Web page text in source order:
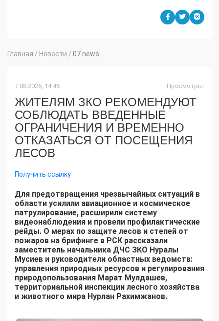
Главная / Новости / 07 news
7.08.2026, 14:45 Просмотры:
ЖИТЕЛЯМ ЗКО РЕКОМЕНДУЮТ
СОБЛЮДАТЬ ВВЕДЕННЫЕ
ОГРАНИЧЕНИЯ И ВРЕМЕННО
ОТКАЗАТЬСЯ ОТ ПОСЕЩЕНИЯ
ЛЕСОВ
Получить ссылку
Для предотвращения чрезвычайных ситуаций в
области усилили авиационное и космическое
патрулирование, расширили систему
видеонаблюдения и провели профилактические
рейды. О мерах по защите лесов и степей от
пожаров на брифинге в РСК рассказали
заместитель начальника ДЧС ЗКО Нуралы
Мусиев и руководители областных ведомств:
управления природных ресурсов и регулирования
природопользования Марат Мулдашев,
территориальной инспекции лесного хозяйства
и животного мира Нурлан Рахимжанов.